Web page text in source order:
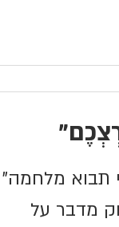
תבוא מלחמה"
מדבר על